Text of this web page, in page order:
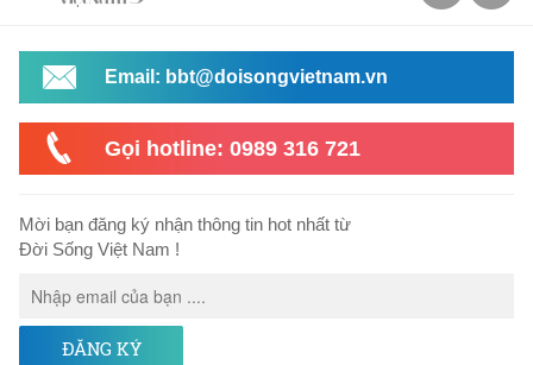
Email: bbt@doisongvietnam.vn
Gọi hotline: 0989 316 721
Mời bạn đăng ký nhận thông tin hot nhất từ
Đời Sống Việt Nam !
ĐĂNG KÝ